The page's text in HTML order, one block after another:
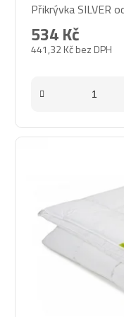
Přikrývka SILVER
441,32 Kč bez DPH
534 Kč